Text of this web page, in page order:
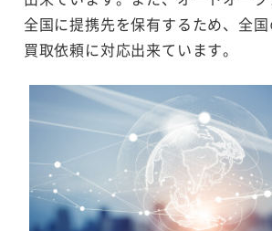
全国に提携先を保有するため、全
買取依頼に対応出来ています。